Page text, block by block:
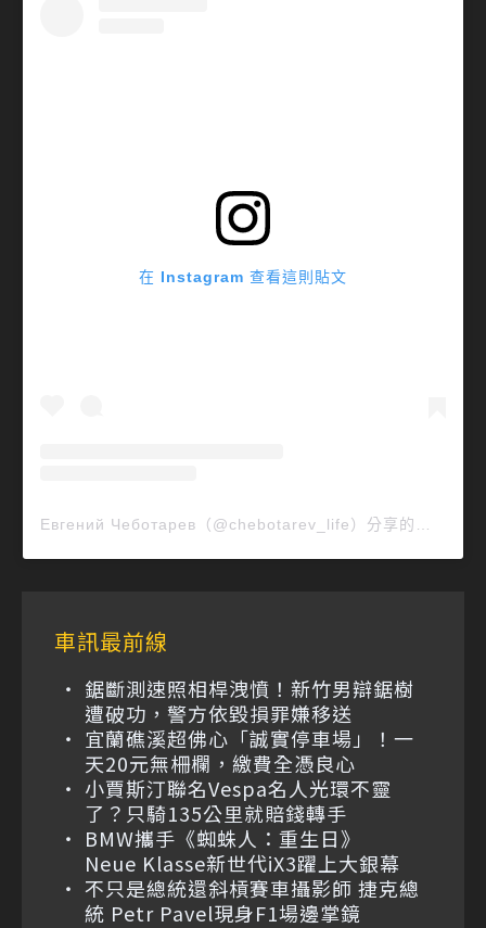
在 Instagram 查看這則貼文
車訊最前線
鋸斷測速照相桿洩憤！新竹男辯鋸樹
遭破功，警方依毀損罪嫌移送
宜蘭礁溪超佛心「誠實停車場」！一
天20元無柵欄，繳費全憑良心
小賈斯汀聯名Vespa名人光環不靈
了？只騎135公里就賠錢轉手
BMW攜手《蜘蛛人：重生日》
Neue Klasse新世代iX3躍上大銀幕
不只是總統還斜槓賽車攝影師 捷克總
統 Petr Pavel現身F1場邊掌鏡